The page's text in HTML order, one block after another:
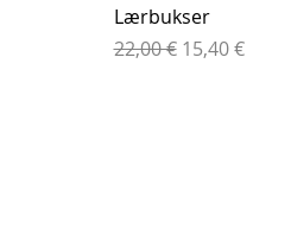
Hurtigvisning
Lærbukser
Vanlig pris
22,00 € Salgspris
15,40 €